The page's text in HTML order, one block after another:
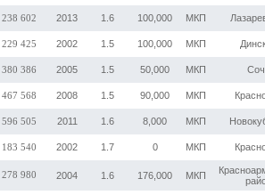
238 602 2013 1.6 100,000 МКП
229 425 2002 1.5 100,000 МКП
380 386 2005 1.5 50,000 МКП
467 568 2008 1.5 90,000 МКП
596 505 2011 1.6 8,000 МКП
183 540 2002 1.7 0 МКП
278 980 2004 1.6 176,000 МКП